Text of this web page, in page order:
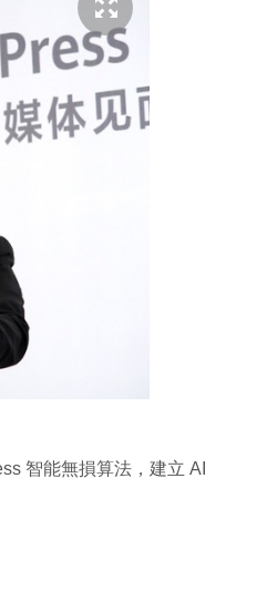
智能無損算法，建立 AI